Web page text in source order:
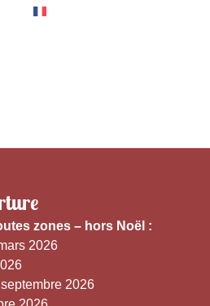
zones – hors Noël :
2026
2026